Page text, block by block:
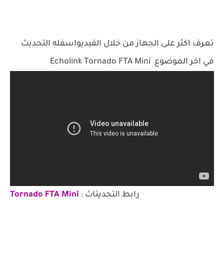
تعرف اكثر على الجهاز من خلال الفيديواسفله التحديث
في اخر الموضوع Echolink Tornado FTA Mini
رابط التحديتاث : Tornado FTA Mini